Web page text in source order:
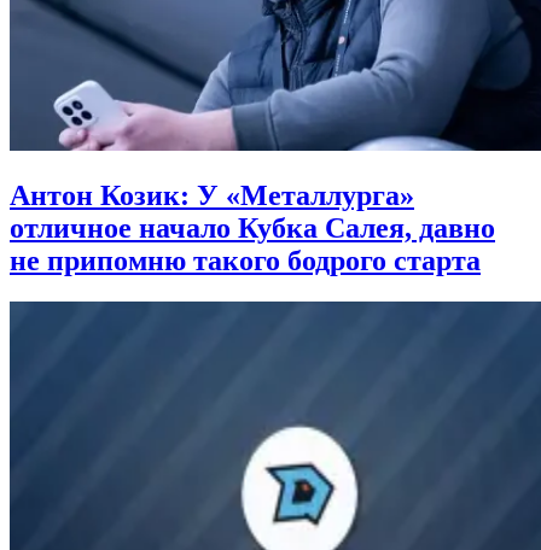
Антон Козик: У «Металлурга»
отличное начало Кубка Салея, давно
не припомню такого бодрого старта